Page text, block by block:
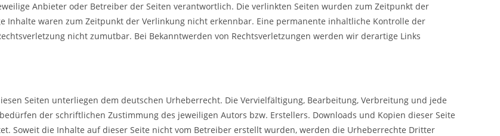
Anbieter oder Betreiber der Seiten verantwortlich. Die verlinkten Seiten wurden zum Zeitpunkt der
Inhalte waren zum Zeitpunkt der Verlinkung nicht erkennbar. Eine permanente inhaltliche Kontrolle der
nicht zumutbar. Bei Bekanntwerden von Rechtsverletzungen werden wir derartige Links
Seiten unterliegen dem deutschen Urheberrecht. Die Vervielfältigung, Bearbeitung, Verbreitung und jede
der schriftlichen Zustimmung des jeweiligen Autors bzw. Erstellers. Downloads und Kopien dieser Seite
Soweit die Inhalte auf dieser Seite nicht vom Betreiber erstellt wurden, werden die Urheberrechte Dritter